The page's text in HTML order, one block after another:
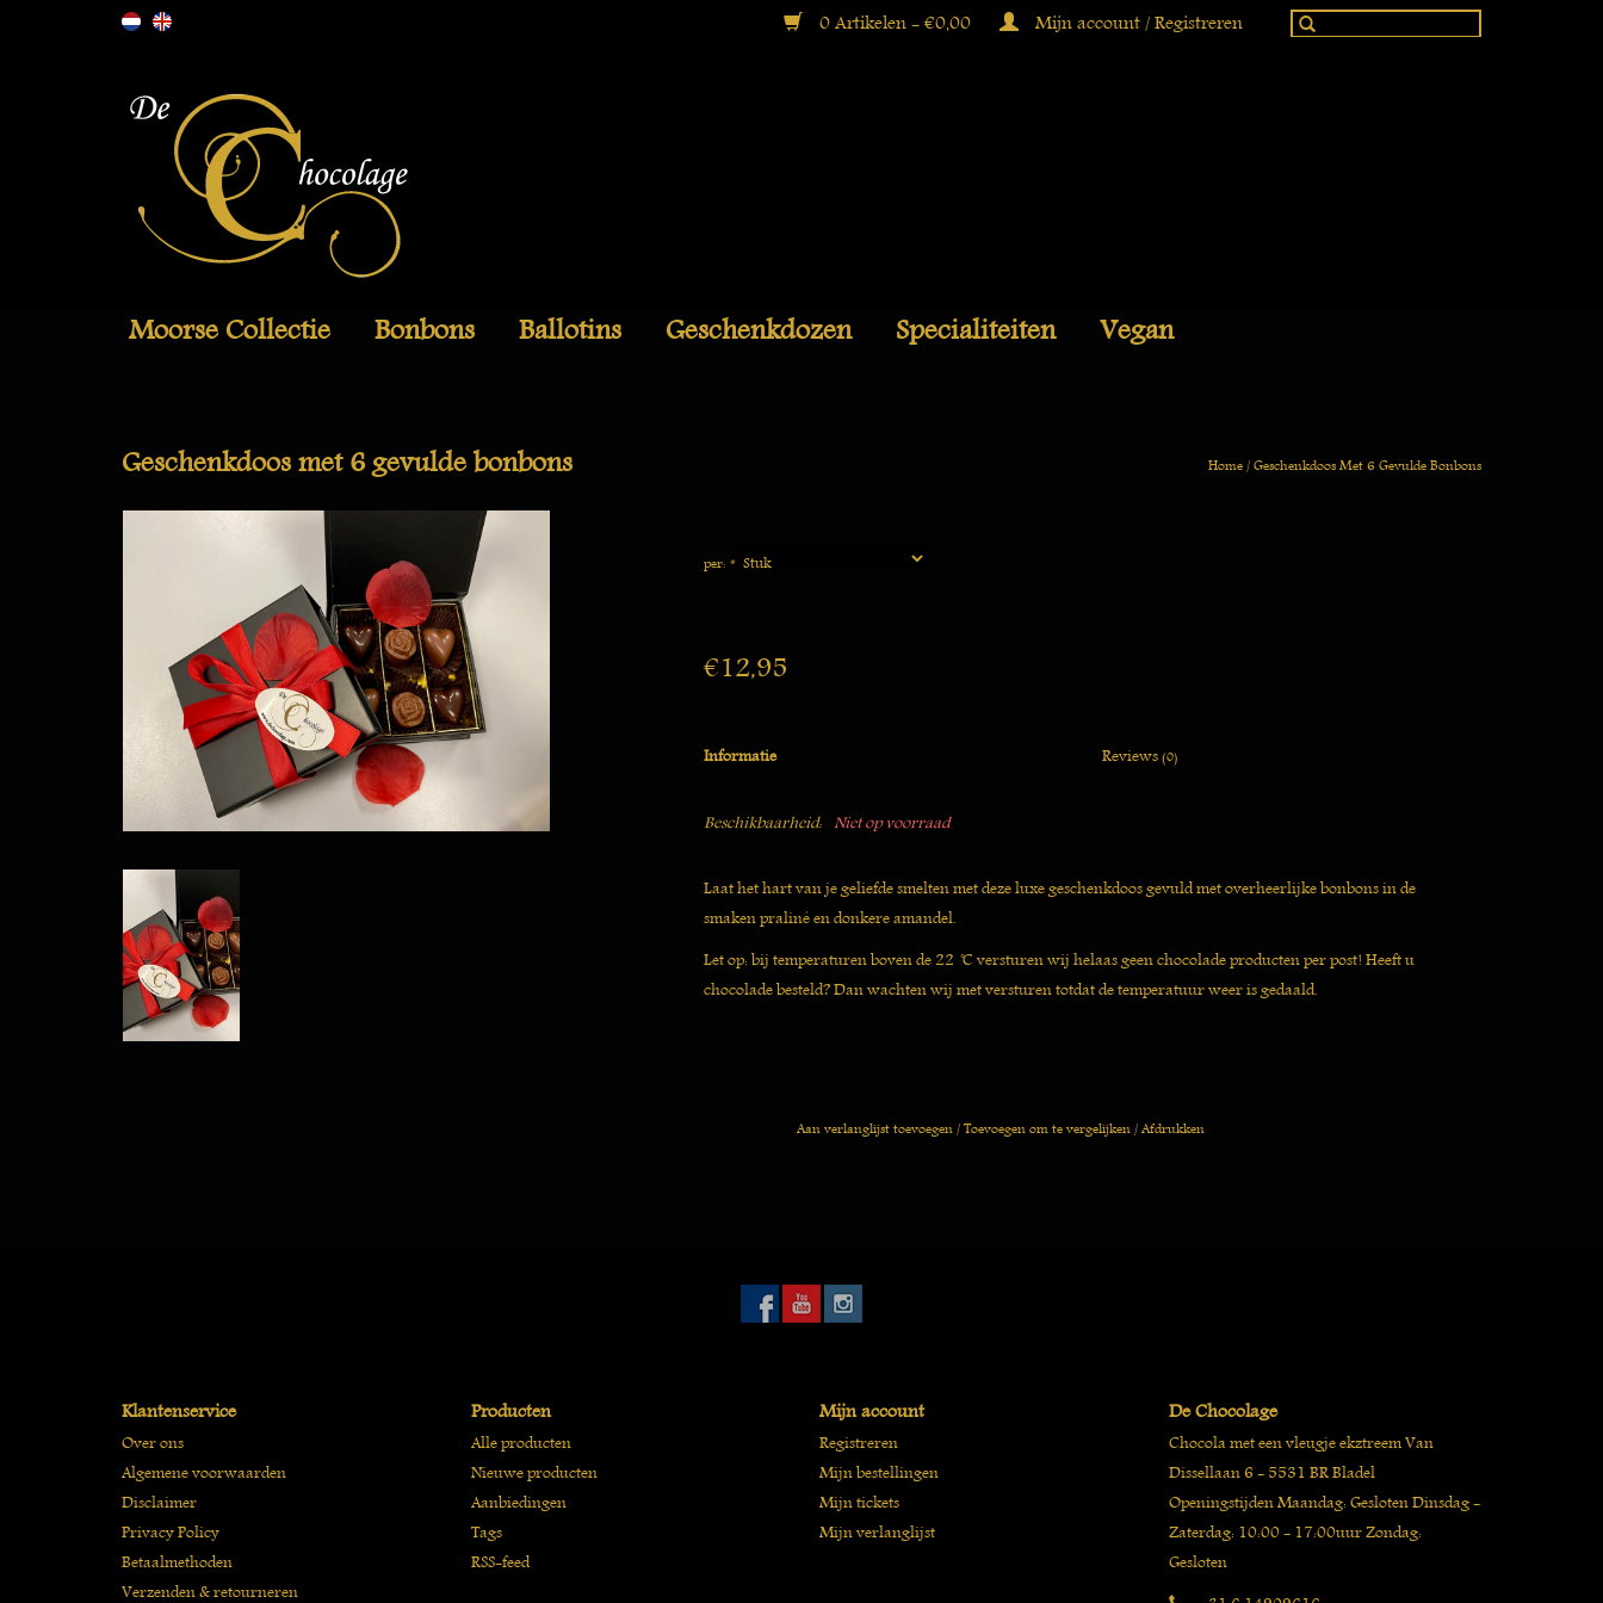
0 Artikelen - €0,00 Mijn account / Registreren
Moorse Collectie Bonbons Ballotins Geschenkdozen Specialiteiten Vegan
Geschenkdoos met 6 gevulde bonbons Home/Geschenkdoos Met 6 Gevulde Bonbons
per:*
€12,95
Informatie Reviews(0)
Beschikbaarheid: Niet op voorraad
Laat het hart van je geliefde smelten met deze luxe geschenkdoos gevuld met overheerlijke bonbons in de
smaken praliné en donkere amandel.
Let op: bij temperaturen boven de 22 ̊C versturen wij helaas geen chocolade producten per post! Heeft u
chocolade besteld? Dan wachten wij met versturen totdat de temperatuur weer is gedaald.
Aan verlanglijst toevoegen/Toevoegen om te vergelijken/Afdrukken
Klantenservice
Over ons
Algemene voorwaarden
Disclaimer
Privacy Policy
Betaalmethoden
Verzenden & retourneren
Producten
Alle producten
Nieuwe producten
Aanbiedingen
Tags
RSS-feed
Mijn account
Registreren
Mijn bestellingen
Mijn tickets
Mijn verlanglijst
De Chocolage
Chocola met een vleugje ekztreem Van
Dissellaan 6 - 5531 BR Bladel
Openingstijden Maandag: Gesloten Dinsdag -
Zaterdag: 10:00 - 17:00uur Zondag:
Gesloten